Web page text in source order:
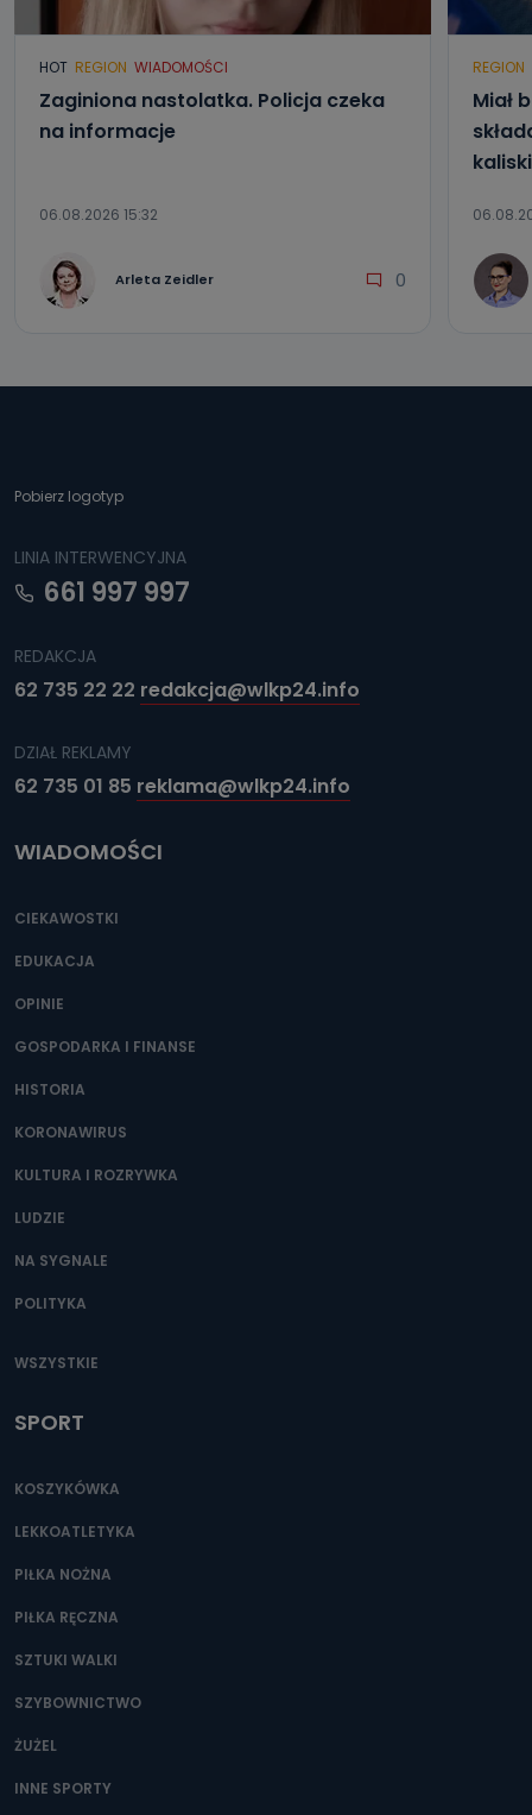
HOT REGION WIADOMOŚCI
Zaginiona nastolatka. Policja czeka
na informacje
06.08.2026 15:32
Arleta Zeidler 0
REGION
Miał
Pobierz logotyp
LINIA INTERWENCYJNA
661 997 997
REDAKCJA
62 735 22 22 redakcja@wlkp24.info
DZIAŁ REKLAMY
62 735 01 85 reklama@wlkp24.info
WIADOMOŚCI
CIEKAWOSTKI
EDUKACJA
OPINIE
GOSPODARKA I FINANSE
HISTORIA
KORONAWIRUS
KULTURA I ROZRYWKA
LUDZIE
NA SYGNALE
POLITYKA
WSZYSTKIE
SPORT
KOSZYKÓWKA
LEKKOATLETYKA
PIŁKA NOŻNA
PIŁKA RĘCZNA
SZTUKI WALKI
SZYBOWNICTWO
ŻUŻEL
INNE SPORTY